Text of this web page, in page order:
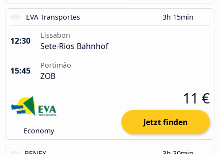
EVA Transportes 3h 15min
12:30
Lissabon
Sete-Rios Bahnhof
15:45
Portimão
ZOB
Economy
11 €
Jetzt finden